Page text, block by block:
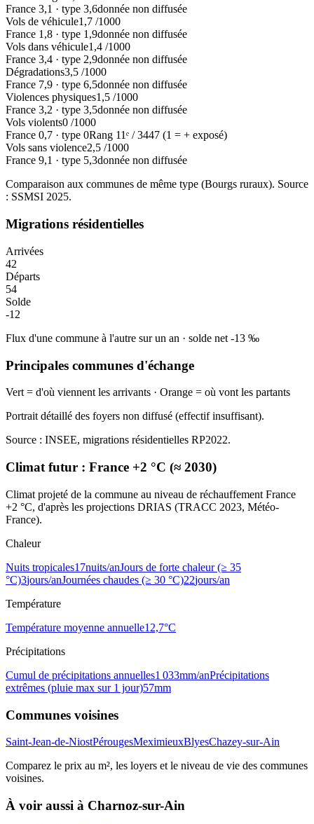
France 3,1 · type 3,6donnée non diffusée
Vols de véhicule1,7 /1000
France 1,8 · type 1,9donnée non diffusée
Vols dans véhicule1,4 /1000
France 3,4 · type 2,9donnée non diffusée
Dégradations3,5 /1000
France 7,9 · type 6,5donnée non diffusée
Violences physiques1,5 /1000
France 3,2 · type 3,5donnée non diffusée
Vols violents0 /1000
France 0,7 · type 0Rang 11ᵉ /3447 (1 = + exposé)
Vols sans violence2,5 /1000
France 9,1 · type 5,3donnée non diffusée
Comparaison aux communes de même type (Bourgs ruraux). Source
: SSMSI 2025.
Migrations résidentielles
Arrivées
42
Départs
54
Solde
-12
Flux d'une commune à l'autre sur un an · solde net -13 ‰
Principales communes d'échange
Vert = d'où viennent les arrivants · Orange = où vont les partants
Portrait détaillé des foyers non diffusé (effectif insuffisant).
Source : INSEE, migrations résidentielles RP2022.
Climat futur : France +2 °C (≈ 2030)
Climat projeté de la commune au niveau de réchauffement France
+2 °C, d'après les projections DRIAS (TRACC 2023, Météo-
France).
Chaleur
Nuits tropicales17nuits/anJours de forte chaleur (≥ 35
°C)3jours/anJournées chaudes (≥ 30 °C)22jours/an
Température
Température moyenne annuelle12,7°C
Précipitations
Cumul de précipitations annuelles1 033mm/anPrécipitations
extrêmes (pluie max sur 1 jour)57mm
Communes voisines
Saint-Jean-de-NiostPérougesMeximieuxBlyesChazey-sur-Ain
Comparez le prix au m², les loyers et le niveau de vie des communes
voisines.
À voir aussi à Charnoz-sur-Ain